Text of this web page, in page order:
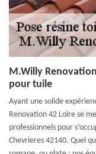
M.Willy
pour tuile
Ayant une solide
Renovation 42 Loire se
professionnels pour
Chevrieres 42140. Quel